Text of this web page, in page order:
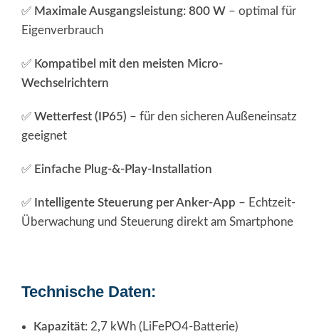
✅ Maximale Ausgangsleistung: 800 W – optimal für
Eigenverbrauch
✅ Kompatibel mit den meisten Micro-
Wechselrichtern
✅ Wetterfest (IP65) – für den sicheren Außeneinsatz
geeignet
✅ Einfache Plug-&-Play-Installation
✅ Intelligente Steuerung per Anker-App – Echtzeit-
Überwachung und Steuerung direkt am Smartphone
Technische Daten:
Kapazität: 2,7 kWh (LiFePO4-Batterie)